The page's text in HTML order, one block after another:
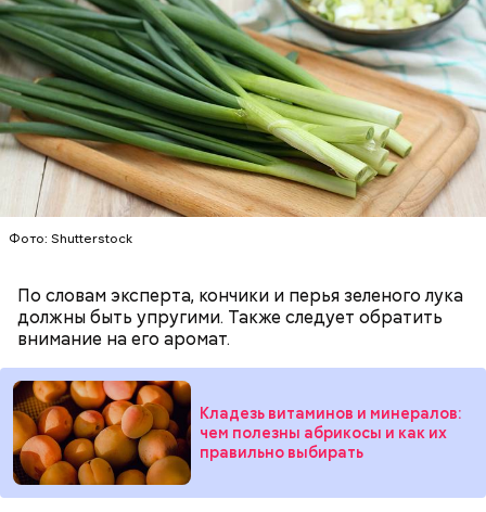
Фото: Shutterstock
По словам эксперта, кончики и перья зеленого лука
должны быть упругими. Также следует обратить
внимание на его аромат.
Кладезь витаминов и минералов:
чем полезны абрикосы и как их
правильно выбирать
лишним весом.